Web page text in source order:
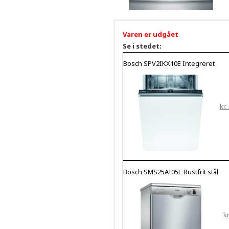
Varen er udgået
Se i stedet:
Bosch SPV2IKX10E Integreret
kr.
Bosch SMS25AI05E Rustfrit stål